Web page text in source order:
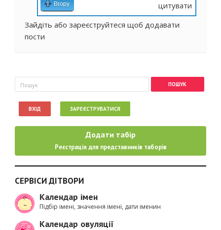
Вгору
цитувати
Зайдіть або зареєструйтеся щоб додавати
пости
Пошукова форма
Пошук
ВХІД ЗАРЕЄСТРУВАТИСЯ
Додати табір
Реєстрація для представників таборів
СЕРВІСИ ДІТВОРИ
Календар імен
Підбір імені, значення імені, дати іменин
Календар овуляції